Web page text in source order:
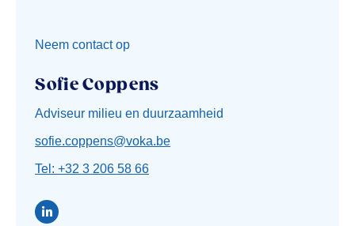
Neem contact op
Sofie Coppens
Adviseur milieu en duurzaamheid
sofie.coppens@voka.be
Tel: +32 3 206 58 66